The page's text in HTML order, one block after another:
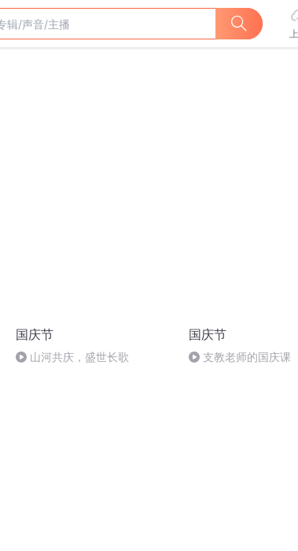
国庆节
山河共庆，盛世长歌
国庆节
支教老师的国庆课